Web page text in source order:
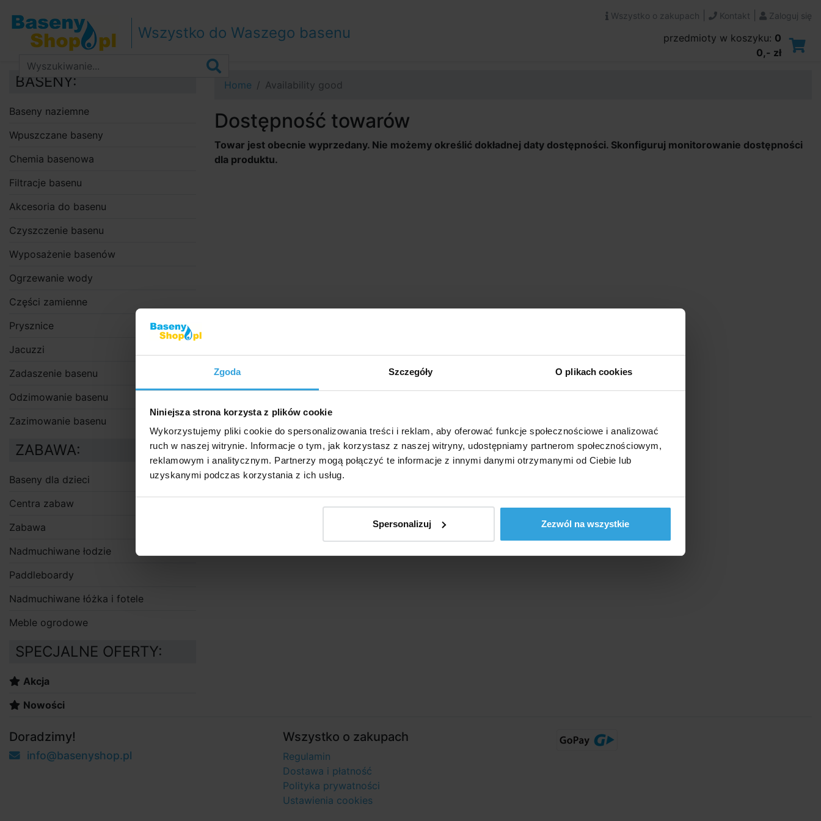
Zgoda Szczegóły O plikach cookies
Niniejsza strona korzysta z plików cookie
Wykorzystujemy pliki cookie do spersonalizowania treści i reklam, aby oferować funkcje społecznościowe i analizować
ruch w naszej witrynie. Informacje o tym, jak korzystasz z naszej witryny, udostępniamy partnerom społecznościowym,
reklamowym i analitycznym. Partnerzy mogą połączyć te informacje z innymi danymi otrzymanymi od Ciebie lub
uzyskanymi podczas korzystania z ich usług.
Spersonalizuj Zezwól na wszystkie
Przejdź do treści
Przejdź do paska bocznegoWszystko do Waszego basenu
Wszystko o zakupach Kontakt Zaloguj się
przedmioty w koszyku: 0
0,- zł
Home Availability good
Dostępność towarów
Towar jest obecnie wyprzedany. Nie możemy określić dokładnej daty dostępności. Skonfiguruj monitorowanie dostępności
dla produktu.
BASENY:
Baseny naziemne
Wpuszczane baseny
Chemia basenowa
Filtracje basenu
Akcesoria do basenu
Czyszczenie basenu
Wyposażenie basenów
Ogrzewanie wody
Części zamienne
Prysznice
Jacuzzi
Zadaszenie basenu
Odzimowanie basenu
Zazimowanie basenu
ZABAWA:
Baseny dla dzieci
Centra zabaw
Zabawa
Nadmuchiwane łodzie
Paddleboardy
Nadmuchiwane łóżka i fotele
Meble ogrodowe
SPECJALNE OFERTY:
Akcja
Nowości
Doradzimy!
info@basenyshop.pl
Wszystko o zakupach
Regulamin
Dostawa i płatność
Polityka prywatności
Ustawienia cookies